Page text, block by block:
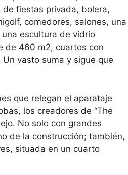
fiestas privada, bolera,
comedores, salones, una
escultura de vidrio
de 460 m2, cuartos con
vasto suma y sigue que
que relegan el aparataje
los creadores de “The
No solo con grandes
de la construcción; también,
situada en un cuarto